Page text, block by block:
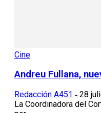
Cine
Andreu Fullana,
Redacción A451 - 28
La Coordinadora del